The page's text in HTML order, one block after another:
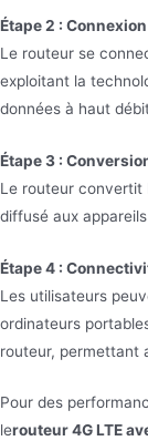
Étape 2 :
Le routeur se
exploitant la
données à haut
Étape 3 :
Le routeur convertit
diffusé aux
Étape 4 :
Les utilisateurs
ordinateurs
routeur, permettant
Pour des
lerouteur 4G LTE